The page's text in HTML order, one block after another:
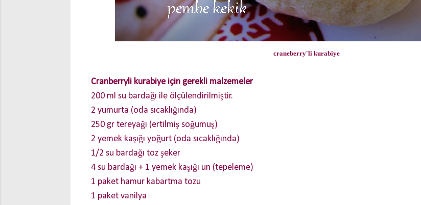
craneberry'li kurabiye
Cranberryli kurabiye için gerekli malzemeler
200 ml su bardağı ile ölçülendirilmiştir.
2 yumurta (oda sıcaklığında)
250 gr tereyağı (ertilmiş soğumuş)
2 yemek kaşığı yoğurt (oda sıcaklığında)
1/2 su bardağı toz şeker
4 su bardağı + 1 yemek kaşığı un (tepeleme)
1 paket hamur kabartma tozu
1 paket vanilya